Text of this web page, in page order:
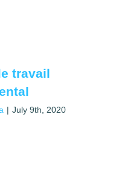
travail
| July 9th, 2020